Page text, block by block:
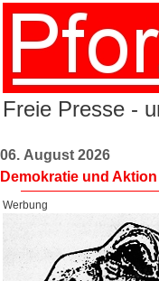
Freie Presse -
06. August 2026
Demokratie und Aktion
Werbung